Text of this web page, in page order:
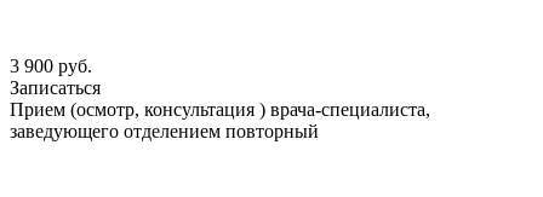
3 900 руб.
Записаться
Прием (осмотр, консультация ) врача-специалиста,
заведующего отделением повторный